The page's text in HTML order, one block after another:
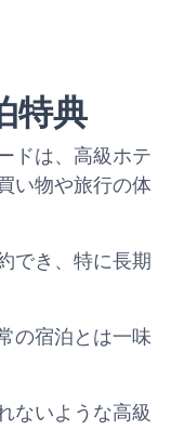
特典
ドは、高級ホテ
い物や旅行の体
でき、特に長期
の宿泊とは一味
ないような高級